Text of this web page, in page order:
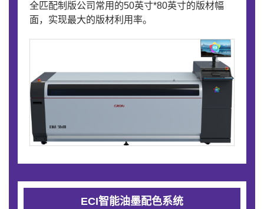
全匹配制版公司常用的50英寸*80英寸的版材幅
面，实现最大的版材利用率。
ECI智能油墨配色系统